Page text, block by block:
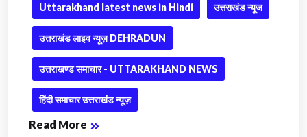
Uttarakhand latest news in Hindi उत्तराखंड न्यूज
उत्तराखंड लाइव न्यूज़ DEHRADUN
उत्तराखण्ड समाचार - UTTARAKHAND NEWS
हिंदी समाचार उत्तराखंड न्यूज़
Read More